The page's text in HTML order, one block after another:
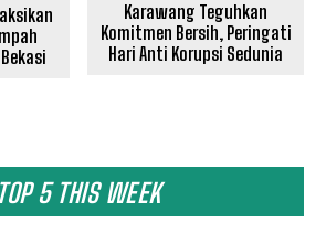
TOP 5 THIS WEEK
Karawang Teguhkan
Komitmen Bersih, Peringati
Hari Anti Korupsi Sedunia